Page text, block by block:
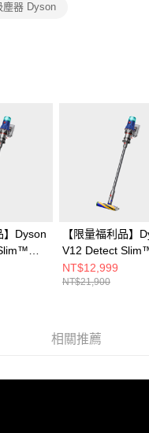
塵器 Dyson
】Dyson
器
【限量福利品】
V12 Detect
Fluffy 無線吸塵器
NT$12,999
NT$21,900
相關推薦